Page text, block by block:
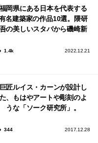
福岡県にある日本を代表する
名建築家の作品10選。隈研
吾の美しいスタバから磯崎新
1.4k 2022.12.21
巨匠ルイス・カーンが設計し
た、もはやアートや彫刻のよ
うな「ソーク研究所」。
344 2017.12.28